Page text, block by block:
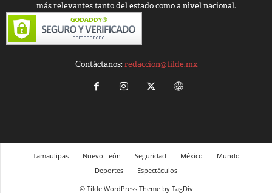
más relevantes tanto del estado como a nivel nacional.
Contáctanos:redaccion@tilde.mx
Tamaulipas Nuevo León Seguridad México
Mundo
Deportes
Espectáculos
© Tilde WordPress Theme by TagDiv